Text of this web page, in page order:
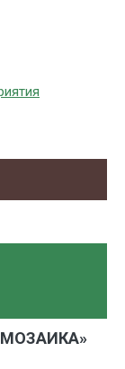
МОЗАИКА»